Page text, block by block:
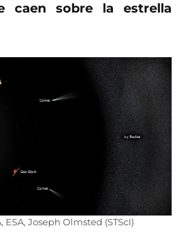
caen sobre la estrella
Joseph Olmsted (STScI)